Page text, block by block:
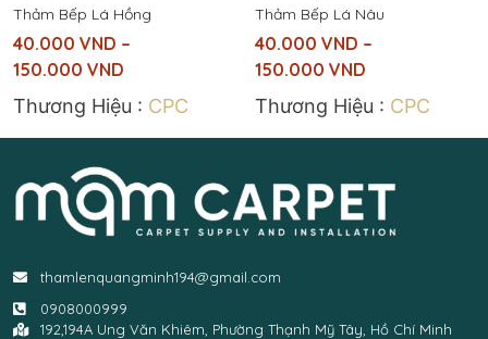
Thảm Bếp Lá Hồng
40.000 VND –
150.000 VND
Thương Hiệu : CPC
Thảm Bếp Lá Nâu
40.000 VND –
150.000 VND
Thương Hiệu : CPC
thamlenquangminh194@gmail.com
0908000999
192,194A Ung Văn Khiêm, Phường Thạnh Mỹ Tây, Hồ Chí Minh